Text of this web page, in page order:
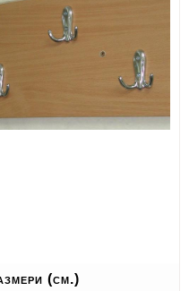
(см.)